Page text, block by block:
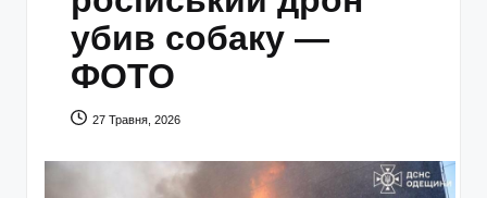
убив собаку —
ФОТО
27 Травня, 2026